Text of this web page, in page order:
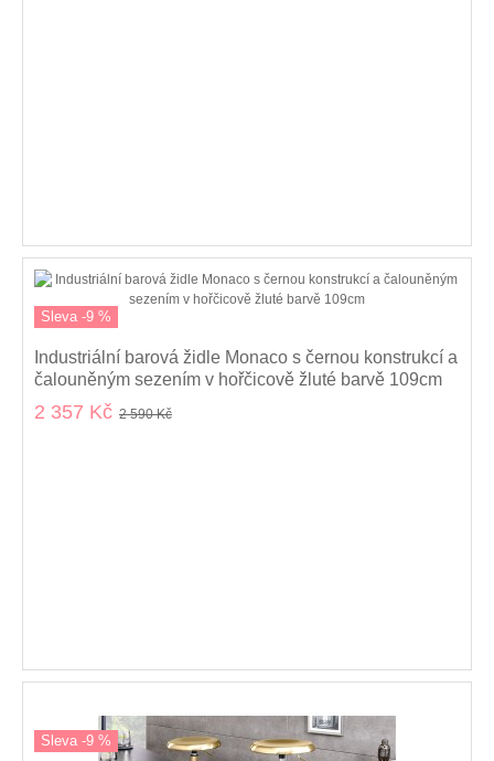
Sleva -9 %
Industriální barová židle Monaco s černou konstrukcí a
čalouněným sezením v hořčicově žluté barvě 109cm
2 357 Kč 2 590 Kč
Sleva -9 %